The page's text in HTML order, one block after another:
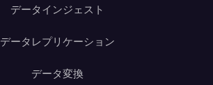
データインジェスト
データレプリケーション
データ変換